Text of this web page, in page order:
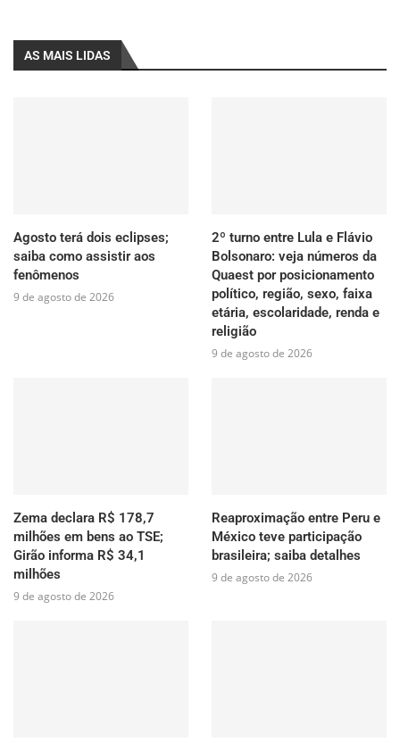
AS MAIS LIDAS
Agosto terá dois eclipses;
saiba como assistir aos
fenômenos
9 de agosto de 2026
2º turno entre Lula e Flávio
Bolsonaro: veja números da
Quaest por posicionamento
político, região, sexo, faixa
etária, escolaridade, renda e
religião
9 de agosto de 2026
Zema declara R$ 178,7
milhões em bens ao TSE;
Girão informa R$ 34,1
milhões
9 de agosto de 2026
Reaproximação entre Peru e
México teve participação
brasileira; saiba detalhes
9 de agosto de 2026